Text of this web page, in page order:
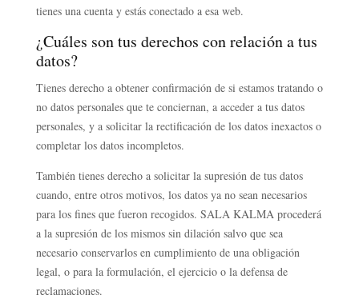
tienes una cuenta y estás conectado a esa web.
¿Cuáles son tus derechos con relación a tus
datos?
Tienes derecho a obtener confirmación de si estamos tratando o
no datos personales que te conciernan, a acceder a tus datos
personales, y a solicitar la rectificación de los datos inexactos o
completar los datos incompletos.
También tienes derecho a solicitar la supresión de tus datos
cuando, entre otros motivos, los datos ya no sean necesarios
para los fines que fueron recogidos. SALA KALMA procederá
a la supresión de los mismos sin dilación salvo que sea
necesario conservarlos en cumplimiento de una obligación
legal, o para la formulación, el ejercicio o la defensa de
reclamaciones.